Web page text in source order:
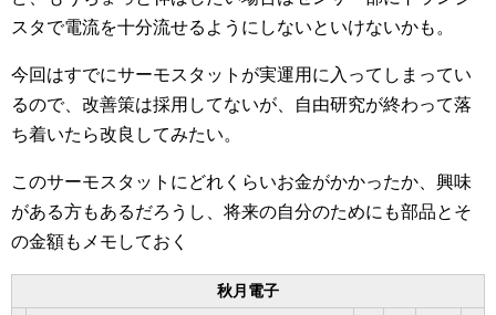
スタで電流を十分流せるようにしないといけないかも。
今回はすでにサーモスタットが実運用に入ってしまってい
るので、改善策は採用してないが、自由研究が終わって落
ち着いたら改良してみたい。
このサーモスタットにどれくらいお金がかかったか、興味
がある方もあるだろうし、将来の自分のためにも部品とそ
の金額もメモしておく
秋月電子